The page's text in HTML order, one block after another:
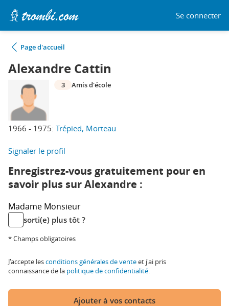
Se connecter
Page d'accueil
Alexandre Cattin
1966 - 1975: Trépied, Morteau
3 Amis d'école
Signaler le profil
Enregistrez-vous gratuitement pour en
savoir plus sur Alexandre :
Madame Monsieur
sorti(e) plus tôt ?
* Champs obligatoires
J'accepte lesconditions générales de venteet j'ai pris
connaissance de la politique de confidentialité.
Ajouter à vos contacts